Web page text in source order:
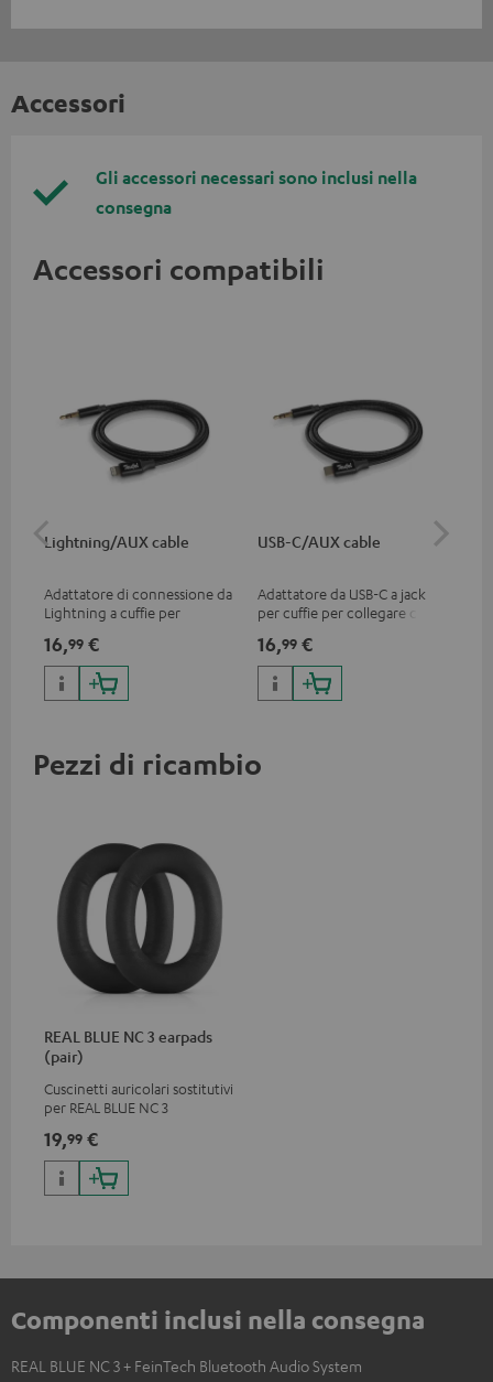
Accessori
Gli accessori necessari sono inclusi nella
consegna
Accessori compatibili
Lightning/AUX cable
Adattatore di connessione da
Lightning a cuffie per
staccabile) a iPhone, iPad,
iPod ecc., o per il
collegamento a dispositivi
audio, sistemi hi-fi, certificato
16,99 €
USB-C/AUX cable
Adattatore da USB-C a jack
per cuffie per collegare cuffie
mm a smartphone Android
ecc.
16,99 €
Pezzi di ricambio
REAL BLUE NC 3 earpads
(pair)
Cuscinetti auricolari sostitutivi
per REAL BLUE NC 3
19,99 €
Componenti inclusi nella consegna
REAL BLUE NC 3 + FeinTech Bluetooth Audio System